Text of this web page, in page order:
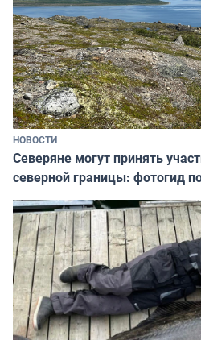
НОВОСТИ
Северяне могут принять
северной границы: фотогид